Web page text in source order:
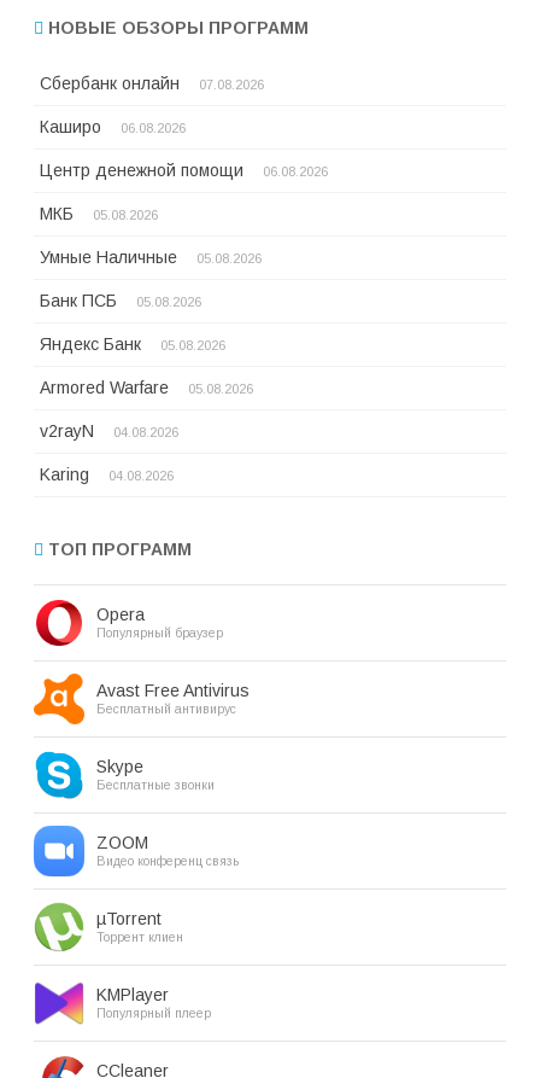
НОВЫЕ ОБЗОРЫ ПРОГРАММ
Сбербанк онлайн 07.08.2026
Каширо 06.08.2026
Центр денежной помощи 06.08.2026
МКБ 05.08.2026
Умные Наличные 05.08.2026
Банк ПСБ 05.08.2026
Яндекс Банк 05.08.2026
Armored Warfare 05.08.2026
v2rayN 04.08.2026
Karing 04.08.2026
ТОП ПРОГРАММ
Opera
Популярный браузер
Avast Free Antivirus
Бесплатный антивирус
Skype
Бесплатные звонки
ZOOM
Видео конференц связь
µTorrent
Торрент клиен
KMPlayer
Популярный плеер
CCleaner